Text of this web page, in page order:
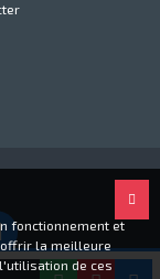
fonctionnement et
offrir la meilleure
de ces